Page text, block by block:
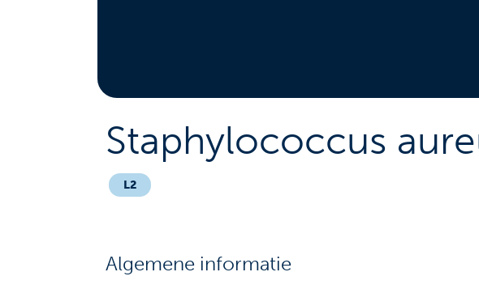
Staphylococcus
L2
Algemene informatie